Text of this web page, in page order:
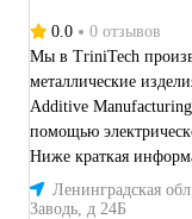
0.0
0 отзывов
Мы в TriniTech
металлические
Additive
помощью
Ниже краткая
подробными
20 человек,
Ленинградская
Заводь, д 24Б